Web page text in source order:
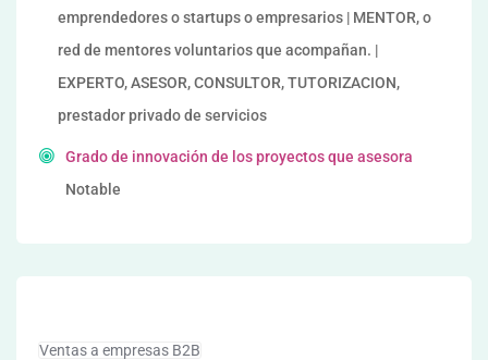
emprendedores o startups o empresarios | MENTOR, o
red de mentores voluntarios que acompañan. |
EXPERTO, ASESOR, CONSULTOR, TUTORIZACION,
prestador privado de servicios
Grado de innovación de los proyectos que asesora
Notable
Ventas a empresas B2B